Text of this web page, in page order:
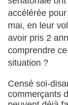
accélérée
mai, en leur
avoir pris 2
comprendre
situation ?
Censé soi-
commerçants